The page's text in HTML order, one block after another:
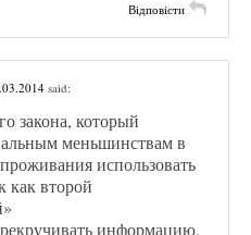
Відповісти
said:
закона, который
меньшинствам в
использовать
как второй
информацию,